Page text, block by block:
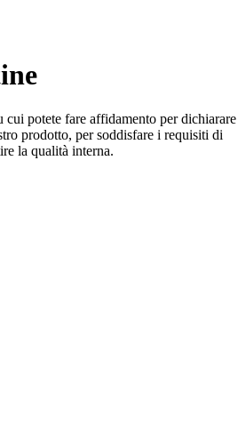
cui potete fare affidamento per dichiarare
prodotto, per soddisfare i requisiti di
la qualità interna.